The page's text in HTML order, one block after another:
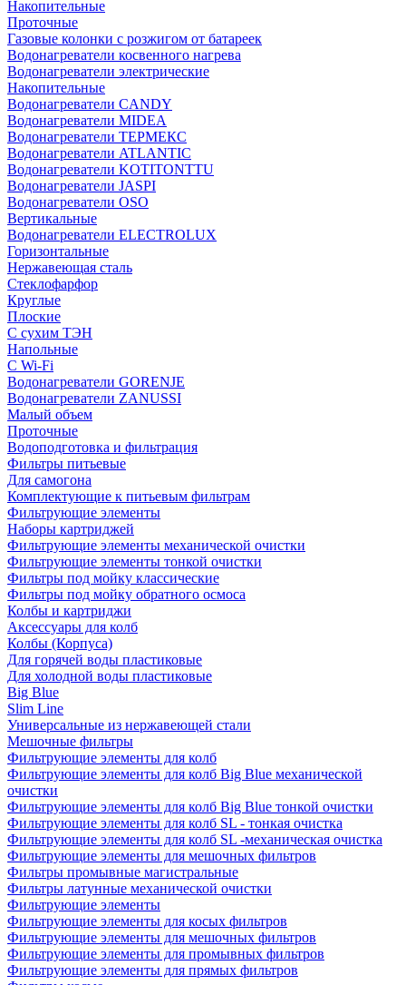
Накопительные
Проточные
Газовые колонки с розжигом от батареек
Водонагреватели косвенного нагрева
Водонагреватели электрические
Накопительные
Водонагреватели CANDY
Водонагреватели MIDEA
Водонагреватели ТЕРМЕКС
Водонагреватели ATLANTIC
Водонагреватели KOTITONTTU
Водонагреватели JASPI
Водонагреватели OSO
Вертикальные
Водонагреватели ELECTROLUX
Горизонтальные
Нержавеющая сталь
Стеклофарфор
Круглые
Плоские
С сухим ТЭН
Напольные
С Wi-Fi
Водонагреватели GORENJE
Водонагреватели ZANUSSI
Малый объем
Проточные
Водоподготовка и фильтрация
Фильтры питьевые
Для самогона
Комплектующие к питьевым фильтрам
Фильтрующие элементы
Наборы картриджей
Фильтрующие элементы механической очистки
Фильтрующие элементы тонкой очистки
Фильтры под мойку классические
Фильтры под мойку обратного осмоса
Колбы и картриджи
Аксессуары для колб
Колбы (Корпуса)
Для горячей воды пластиковые
Для холодной воды пластиковые
Big Blue
Slim Line
Универсальные из нержавеющей стали
Мешочные фильтры
Фильтрующие элементы для колб
Фильтрующие элементы для колб Big Blue механической
очистки
Фильтрующие элементы для колб Big Blue тонкой очистки
Фильтрующие элементы для колб SL - тонкая очистка
Фильтрующие элементы для колб SL -механическая очистка
Фильтрующие элементы для мешочных фильтров
Фильтры промывные магистральные
Фильтры латунные механической очистки
Фильтрующие элементы
Фильтрующие элементы для косых фильтров
Фильтрующие элементы для мешочных фильтров
Фильтрующие элементы для промывных фильтров
Фильтрующие элементы для прямых фильтров